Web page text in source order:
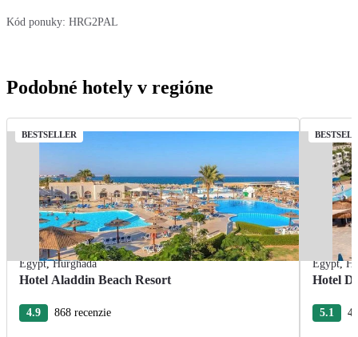
Kód ponuky: HRG2PAL
Podobné hotely v regióne
BESTSELLER
Egypt,Hurghada
Hotel Aladdin Beach Resort
4.9 868 recenzie
Egypt,
Hotel
5.1